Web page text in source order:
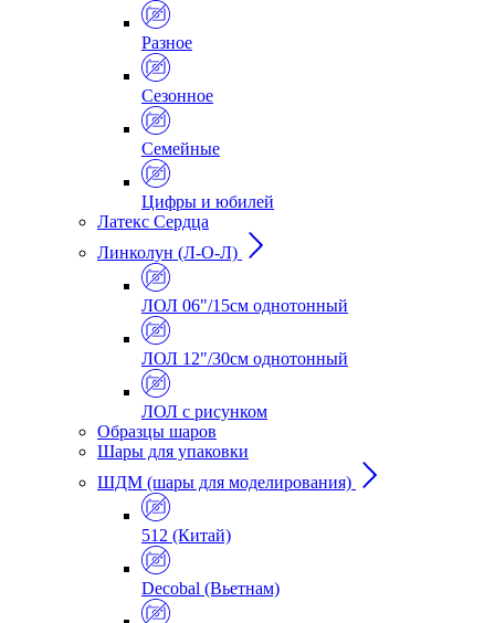
Разное
Сезонное
Семейные
Цифры и юбилей
Латекс Сердца
Линколун (Л-О-Л)
ЛОЛ 06"/15см однотонный
ЛОЛ 12"/30см однотонный
ЛОЛ с рисунком
Образцы шаров
Шары для упаковки
ШДМ (шары для моделирования)
512 (Китай)
Decobal (Вьетнам)